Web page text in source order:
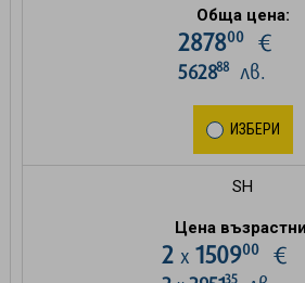
Обща цена:
287800€
562888лв.
ИЗБЕРИ
SH
Цена
2 х 150900€
35